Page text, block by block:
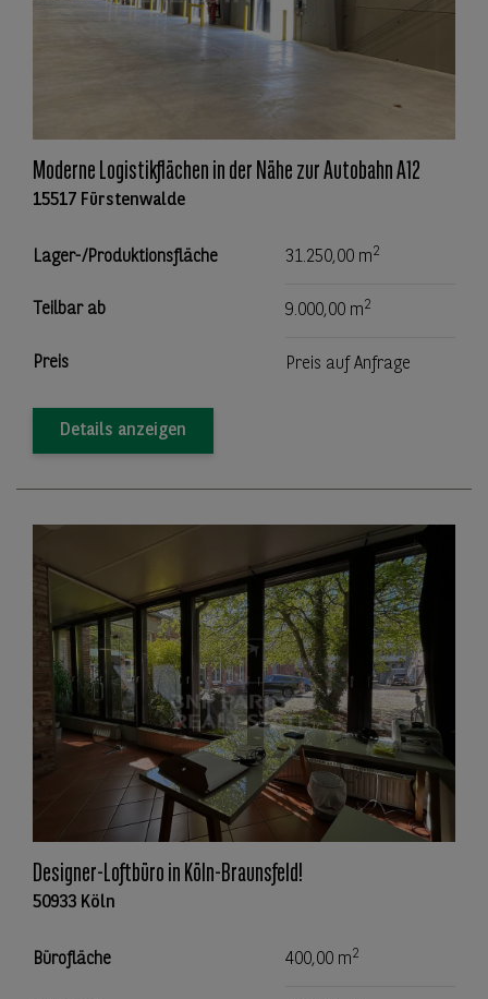
Moderne Logistikflächen in der Nähe zur Autobahn A12
15517 Fürstenwalde
Lager-/Produktionsfläche 31.250,00 m2
Teilbar ab 9.000,00 m2
Preis Preis auf Anfrage
Details anzeigen
Designer-Loftbüro in Köln-Braunsfeld!
50933 Köln
Bürofläche 400,00 m2